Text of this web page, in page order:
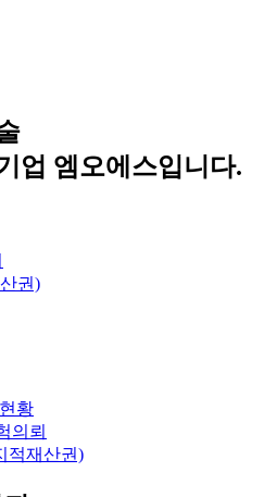
업 엠오에스입니다.
권)
황
의뢰
적재산권)